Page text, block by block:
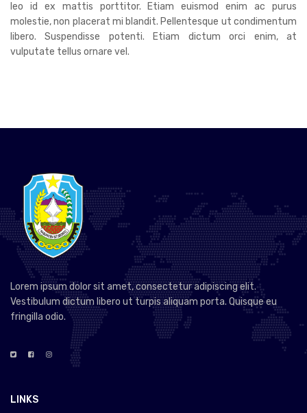
leo id ex mattis porttitor. Etiam euismod enim ac purus
molestie, non placerat mi blandit. Pellentesque ut condimentum
libero. Suspendisse potenti. Etiam dictum orci enim, at
vulputate tellus ornare vel.
Lorem ipsum dolor sit amet, consectetur adipiscing elit.
Vestibulum dictum libero ut turpis aliquam porta. Quisque eu
fringilla odio.
LINKS